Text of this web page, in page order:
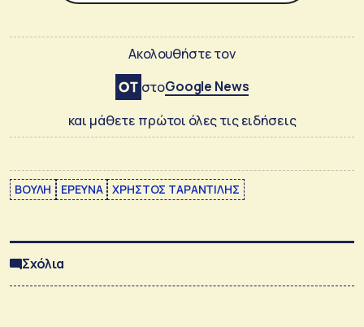
Ακολουθήστε τον
στοGoogle News
και μάθετε πρώτοι όλες τις ειδήσεις
ΒΟΥΛΗ ΕΡΕΥΝΑ ΧΡΗΣΤΟΣ ΤΑΡΑΝΤΙΛΗΣ
Σχόλια